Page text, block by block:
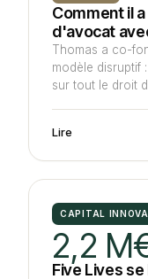
Comment il
d'avocat
Thomas a co-
modèle disruptif
sur tout le droit
Lire
CAPITAL
2,2
Five Lives se